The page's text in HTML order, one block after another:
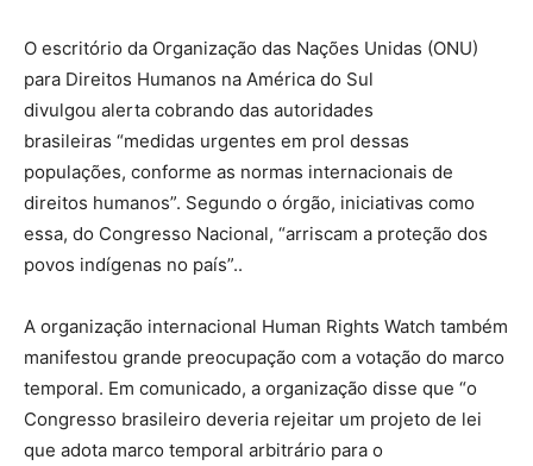
O escritório da Organização das Nações Unidas (ONU)
para Direitos Humanos na América do Sul
divulgou alerta cobrando das autoridades
brasileiras “medidas urgentes em prol dessas
populações, conforme as normas internacionais de
direitos humanos”. Segundo o órgão, iniciativas como
essa, do Congresso Nacional, “arriscam a proteção dos
povos indígenas no país”..
A organização internacional Human Rights Watch também
manifestou grande preocupação com a votação do marco
temporal. Em comunicado, a organização disse que “o
Congresso brasileiro deveria rejeitar um projeto de lei
que adota marco temporal arbitrário para o